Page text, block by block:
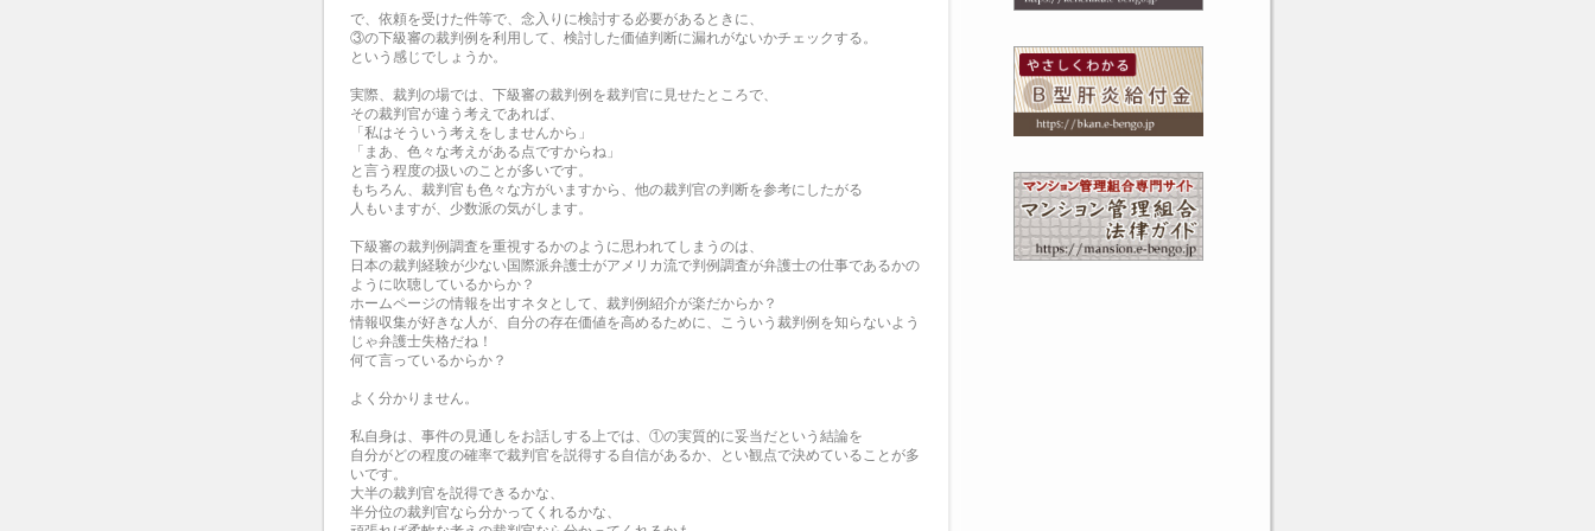
で、依頼を受けた件等で、念入りに検討する必要があるときに、
③の下級審の裁判例を利用して、検討した価値判断に漏れがないかチェックする。
という感じでしょうか。
実際、裁判の場では、下級審の裁判例を裁判官に見せたところで、
その裁判官が違う考えであれば、
「私はそういう考えをしませんから」
「まあ、色々な考えがある点ですからね」
と言う程度の扱いのことが多いです。
もちろん、裁判官も色々な方がいますから、他の裁判官の判断を参考にしたがる
人もいますが、少数派の気がします。
下級審の裁判例調査を重視するかのように思われてしまうのは、
日本の裁判経験が少ない国際派弁護士がアメリカ流で判例調査が弁護士の仕事であるかの
ように吹聴しているからか？
ホームページの情報を出すネタとして、裁判例紹介が楽だからか？
情報収集が好きな人が、自分の存在価値を高めるために、こういう裁判例を知らないよう
じゃ弁護士失格だね！
何て言っているからか？
よく分かりません。
私自身は、事件の見通しをお話しする上では、①の実質的に妥当だという結論を
自分がどの程度の確率で裁判官を説得する自信があるか、とい観点で決めていることが多
いです。
大半の裁判官を説得できるかな、
半分位の裁判官なら分かってくれるかな、